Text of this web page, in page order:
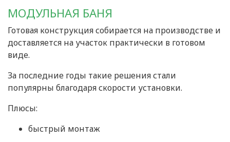
МОДУЛЬНАЯ БАНЯ
Готовая конструкция собирается на производстве и
доставляется на участок практически в готовом
виде.
За последние годы такие решения стали
популярны благодаря скорости установки.
Плюсы:
быстрый монтаж